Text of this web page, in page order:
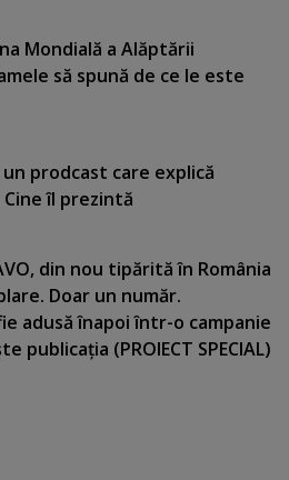
Mondială a Alăptării
să spună de ce le este
un prodcast care explică
îl prezintă
din nou tipărită în România
Doar un număr.
adusă înapoi într-o campanie
publicaţia (PROIECT SPECIAL)